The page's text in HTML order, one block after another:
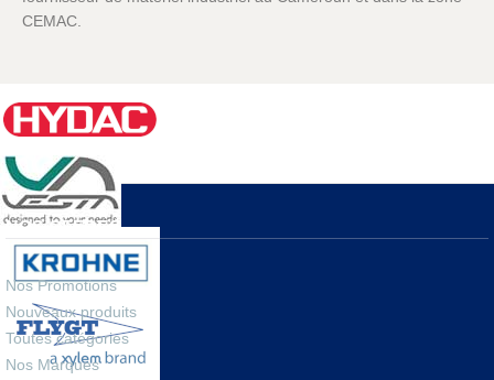
CEMAC.
séminaires en ligne, démonstrations à distance,
NOS OFFRES
Nos Promotions
Nouveaux produits
Toutes catégories
Nos Marques